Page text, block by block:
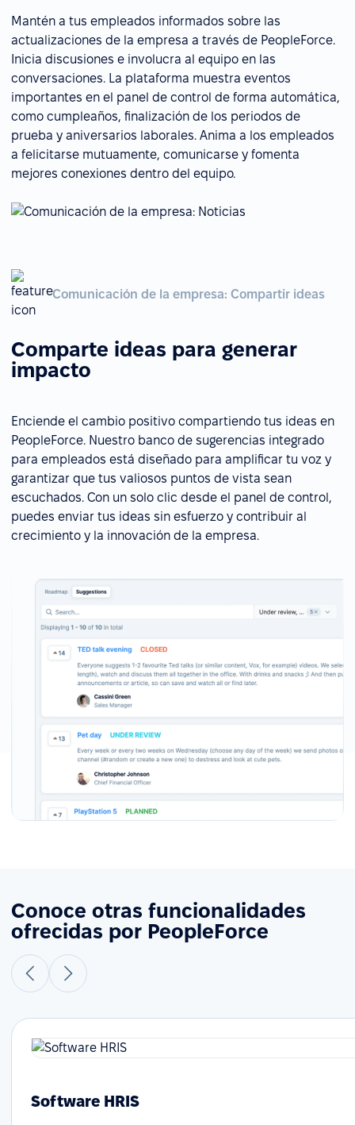
Mantén a tus empleados informados sobre las
actualizaciones de la empresa a través de PeopleForce.
Inicia discusiones e involucra al equipo en las
conversaciones. La plataforma muestra eventos
importantes en el panel de control de forma automática,
como cumpleaños, finalización de los periodos de
prueba y aniversarios laborales. Anima a los empleados
a felicitarse mutuamente, comunicarse y fomenta
mejores conexiones dentro del equipo.
Comunicación de la empresa: Compartir ideas
Comparte ideas para generar
impacto
Enciende el cambio positivo compartiendo tus ideas en
PeopleForce. Nuestro banco de sugerencias integrado
para empleados está diseñado para amplificar tu voz y
garantizar que tus valiosos puntos de vista sean
escuchados. Con un solo clic desde el panel de control,
puedes enviar tus ideas sin esfuerzo y contribuir al
crecimiento y la innovación de la empresa.
Conoce otras funcionalidades
ofrecidas por PeopleForce
Software HRIS